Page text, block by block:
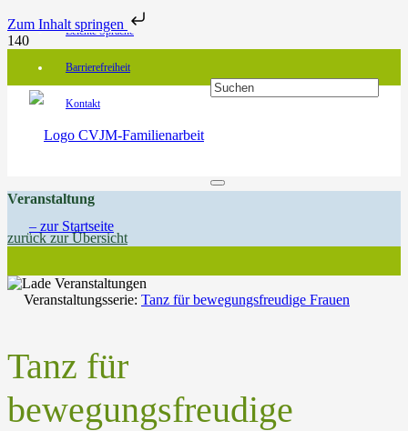
Zum Inhalt springen
Leichte Sprache
Barrierefreiheit
Kontakt
Veranstaltung
zurück zur Übersicht
Veranstaltungsserie: Tanz für bewegungsfreudige Frauen
Tanz für
bewegungsfreudige